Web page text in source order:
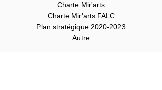
Charte Mir'arts
Charte Mir'arts FALC
Plan stratégique 2020-2023
Autre